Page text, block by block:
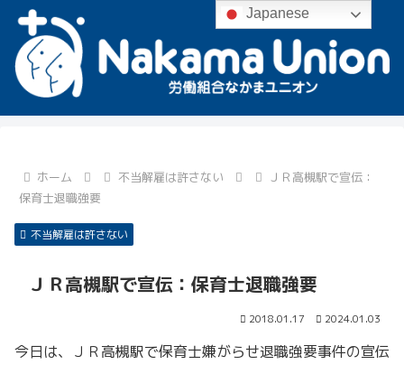
ホーム 不当解雇は許さない
ＪＲ高槻駅で宣伝：
保育士退職強要
不当解雇は許さない
ＪＲ高槻駅で宣伝：保育士退職強要
2018.01.17 2024.01.03
今日は、ＪＲ高槻駅で保育士嫌がらせ退職強要事件の宣伝
Japanese